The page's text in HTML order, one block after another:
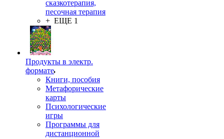
сказкотерапия,
песочная терапия
+ ЕЩЕ 1
Продукты в электр.
формате
Книги, пособия
Метафорические
карты
Психологические
игры
Программы для
дистанционной